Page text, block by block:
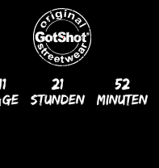
21
Stunden
52
Minuten